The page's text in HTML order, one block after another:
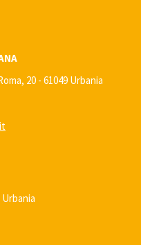
20 - 61049 Urbania